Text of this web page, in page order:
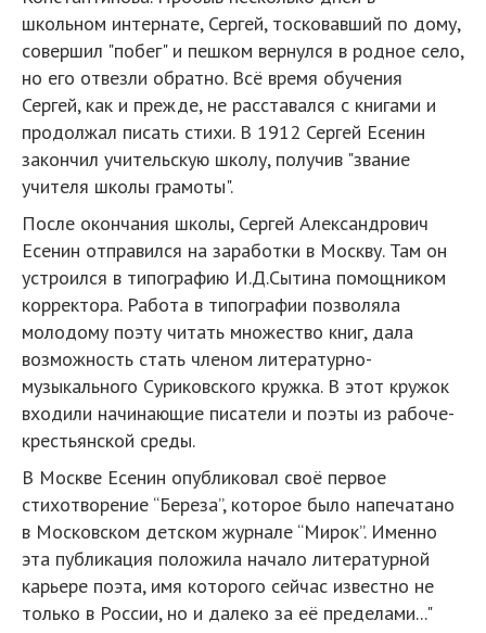
школьном интернате, Сергей, тосковавший по дому,
совершил "побег" и пешком вернулся в родное село,
но его отвезли обратно. Всё время обучения
Сергей, как и прежде, не расставался с книгами и
продолжал писать стихи. В 1912 Сергей Есенин
закончил учительскую школу, получив "звание
учителя школы грамоты".
После окончания школы, Сергей Александрович
Есенин отправился на заработки в Москву. Там он
устроился в типографию И.Д.Сытина помощником
корректора. Работа в типографии позволяла
молодому поэту читать множество книг, дала
возможность стать членом литературно-
музыкального Суриковского кружка. В этот кружок
входили начинающие писатели и поэты из рабоче-
крестьянской среды.
В Москве Есенин опубликовал своё первое
стихотворение “Береза”, которое было напечатано
в Московском детском журнале “Мирок”. Именно
эта публикация положила начало литературной
карьере поэта, имя которого сейчас известно не
только в России, но и далеко за её пределами..."